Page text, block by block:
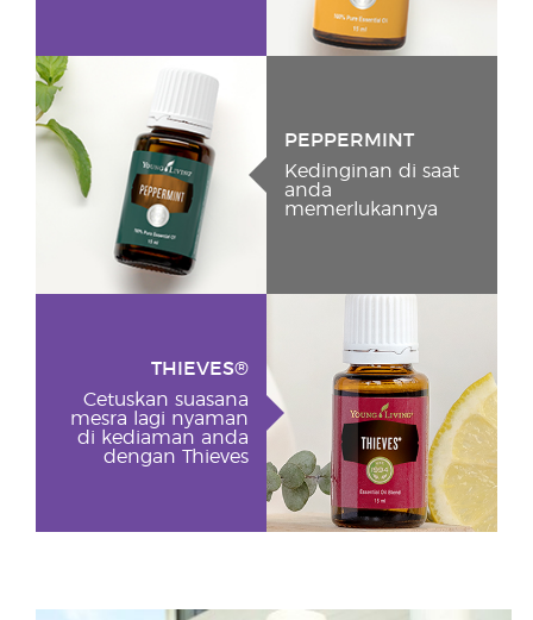
PEPPERMINT
Kedinginan di saat
anda
memerlukannya
THIEVES®
Cetuskan suasana
mesra lagi nyaman
di kediaman anda
dengan Thieves